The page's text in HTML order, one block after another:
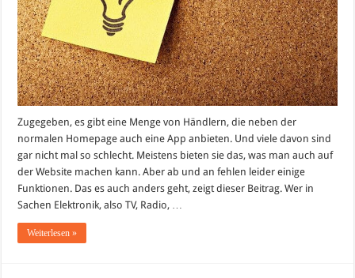
Zugegeben, es gibt eine Menge von Händlern, die neben der
normalen Homepage auch eine App anbieten. Und viele davon sind
gar nicht mal so schlecht. Meistens bieten sie das, was man auch auf
der Website machen kann. Aber ab und an fehlen leider einige
Funktionen. Das es auch anders geht, zeigt dieser Beitrag. Wer in
Sachen Elektronik, also TV, Radio, …
Weiterlesen »